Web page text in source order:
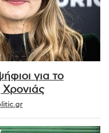
για το
Χρονιάς